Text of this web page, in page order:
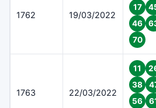
1762 19/03/2022
17
46
70
1763 22/03/2022
11
38
56